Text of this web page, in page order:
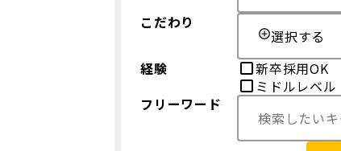
こだわり
選択する
経験
新卒採用OK
ミドルレベル
フリーワード